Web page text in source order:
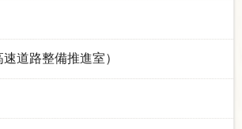
道路整備推進室）